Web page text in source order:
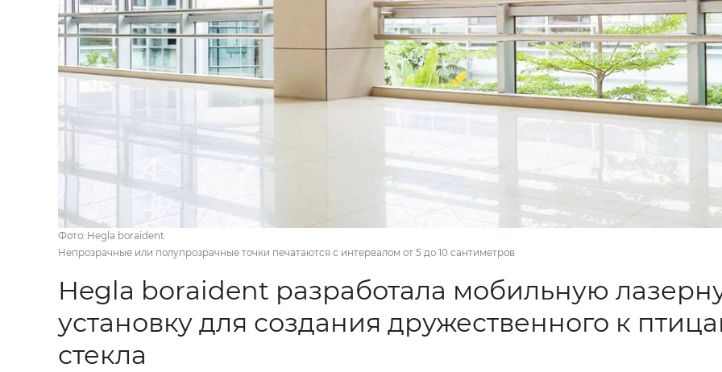
Фото: Hegla boraident
Непрозрачные или полупрозрачные точки печатаются с интервалом от 5 до 10 сантиметров
Hegla boraident разработала мобильную
установку для создания дружественного к
стекла